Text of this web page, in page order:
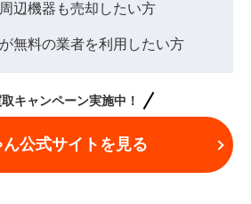
辺機器も売却したい方
無料の業者を利用したい方
キャンペーン実施中！
公式サイトを見る